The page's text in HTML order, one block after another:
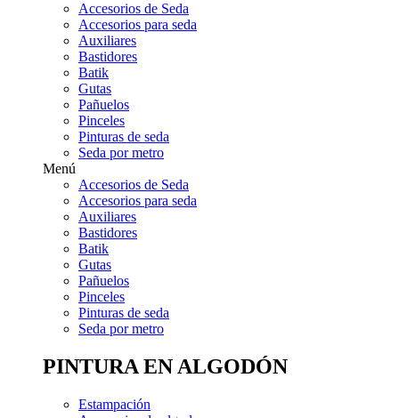
Accesorios de Seda
Accesorios para seda
Auxiliares
Bastidores
Batik
Gutas
Pañuelos
Pinceles
Pinturas de seda
Seda por metro
Menú
Accesorios de Seda
Accesorios para seda
Auxiliares
Bastidores
Batik
Gutas
Pañuelos
Pinceles
Pinturas de seda
Seda por metro
PINTURA EN ALGODÓN
Estampación